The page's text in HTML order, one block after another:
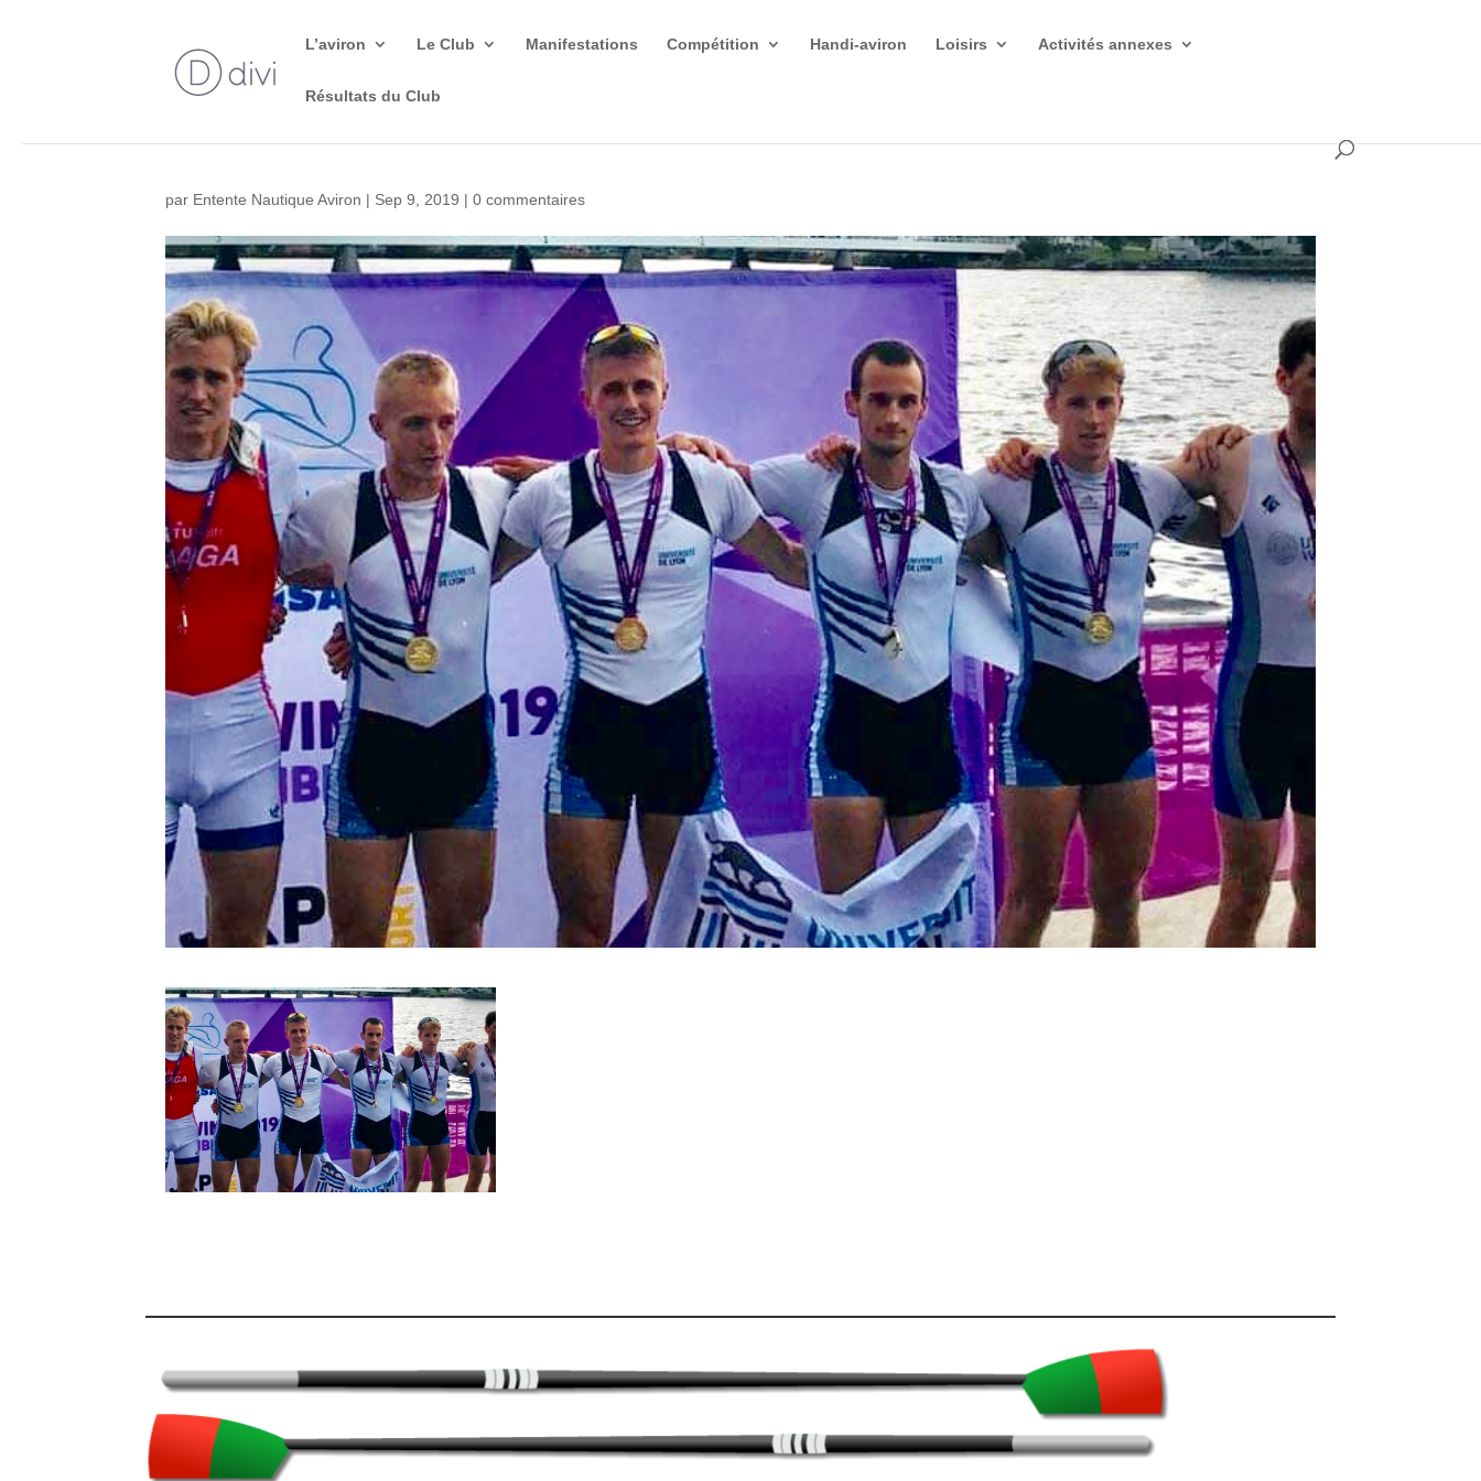
L’aviron Le Club Manifestations Compétition Handi-aviron Loisirs Activités annexes
Résultats du Club
par Entente Nautique Aviron | Sep 9, 2019 |0 commentaires